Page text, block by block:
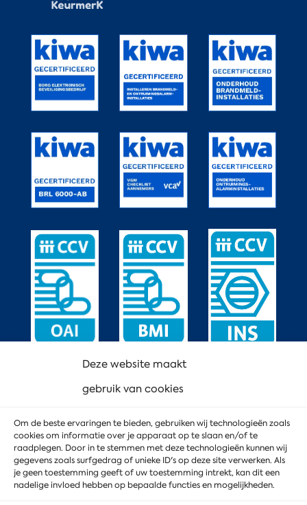
Deze website maakt
gebruik van cookies
Om de beste ervaringen te bieden, gebruiken wij technologieën zoals
cookies om informatie over je apparaat op te slaan en/of te
raadplegen. Door in te stemmen met deze technologieën kunnen wij
gegevens zoals surfgedrag of unieke ID's op deze site verwerken. Als
je geen toestemming geeft of uw toestemming intrekt, kan dit een
nadelige invloed hebben op bepaalde functies en mogelijkheden.